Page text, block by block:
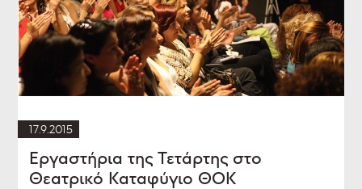
17.9.2015
Εργαστήρια της Τετάρτης στο
Θεατρικό Καταφύγιο ΘΟΚ